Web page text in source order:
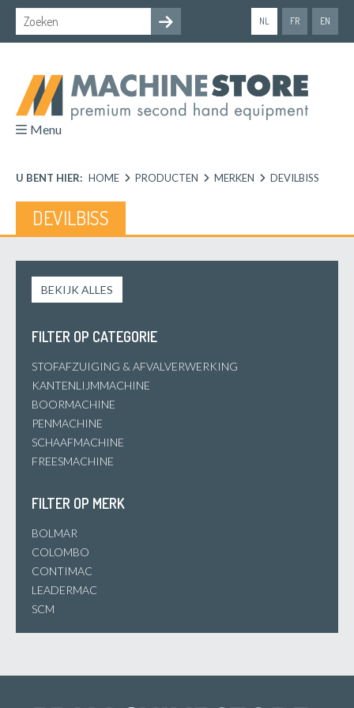
NL FR EN
Menu
U BENT HIER: HOME PRODUCTEN MERKEN DEVILBISS
DEVILBISS
BEKIJK ALLES
FILTER OP CATEGORIE
STOFAFZUIGING & AFVALVERWERKING
KANTENLIJMMACHINE
BOORMACHINE
PENMACHINE
SCHAAFMACHINE
FREESMACHINE
FILTER OP MERK
BOLMAR
COLOMBO
CONTIMAC
LEADERMAC
SCM